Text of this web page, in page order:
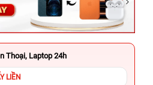
Thoại, Laptop 24h
LIỀN